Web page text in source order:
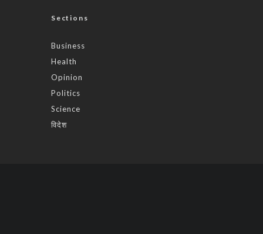
Sections
Business
Health
Opinion
Politics
Science
विदेश